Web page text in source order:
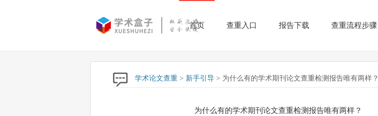
首页 查重入口 报告下载 查重流程步骤
学术论文查重 > 新手引导 > 为什么有的学术期刊论文查重检测报告唯有两样？
为什么有的学术期刊论文查重检测报告唯有两样？